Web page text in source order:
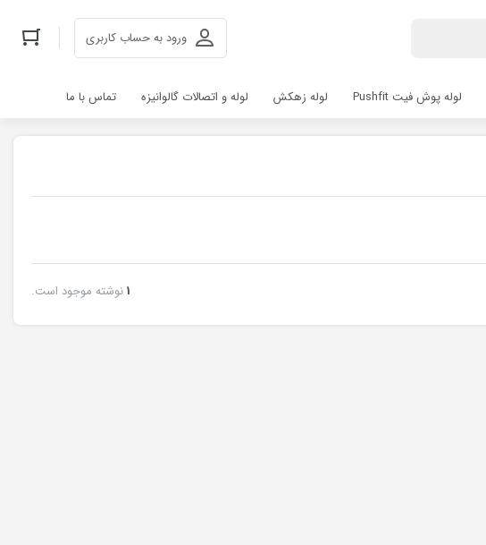
ورود به حساب کاربری
لوله پوش فیت Pushfit لوله زهکش لوله و اتصالات گالوانیزه تماس با ما
1نوشته موجود است.